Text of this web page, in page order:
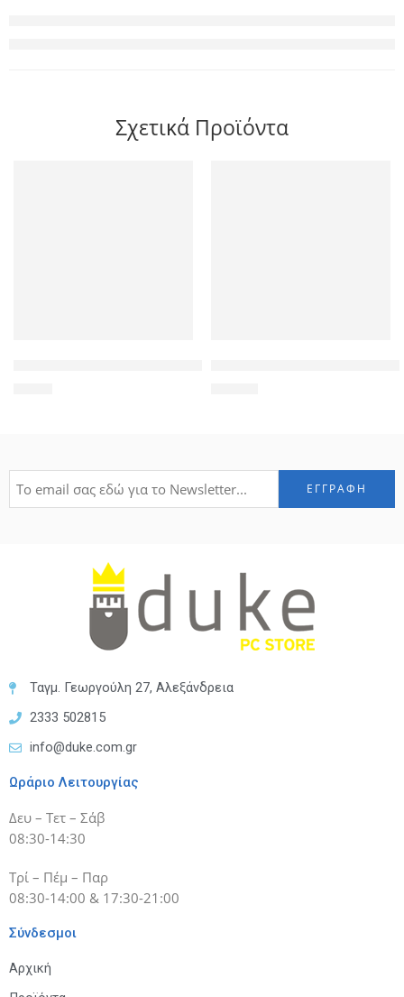
Σχετικά Προϊόντα
Ταγμ. Γεωργούλη 27, Αλεξάνδρεια
2333 502815
info@duke.com.gr
Ωράριο Λειτουργίας
Δευ – Τετ – Σάβ
08:30-14:30
Τρί – Πέμ – Παρ
08:30-14:00 & 17:30-21:00
Σύνδεσμοι
Αρχική